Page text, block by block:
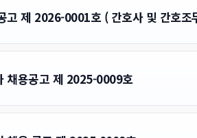
고 제 2026-0001호 ( 간호사 및 간호조
채용공고 제 2025-0009호